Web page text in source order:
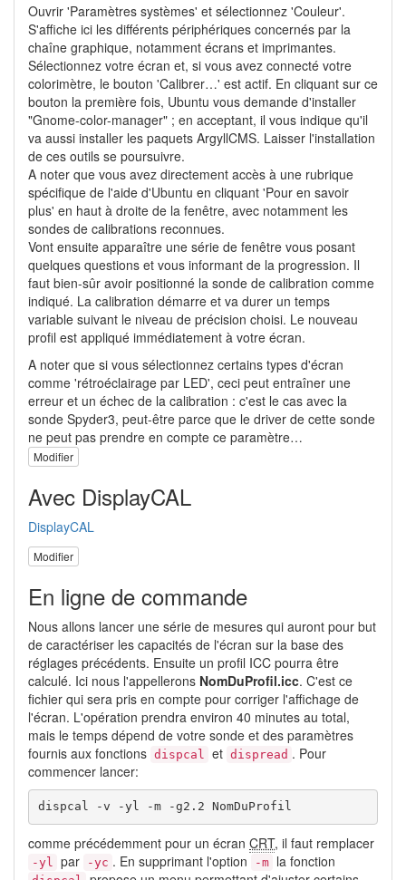
Ouvrir 'Paramètres systèmes' et sélectionnez 'Couleur'.
S'affiche ici les différents périphériques concernés par la
chaîne graphique, notamment écrans et imprimantes.
Sélectionnez votre écran et, si vous avez connecté votre
colorimètre, le bouton 'Calibrer…' est actif. En cliquant sur ce
bouton la première fois, Ubuntu vous demande d'installer
"Gnome-color-manager" ; en acceptant, il vous indique qu'il
va aussi installer les paquets ArgyllCMS. Laisser l'installation
de ces outils se poursuivre.
A noter que vous avez directement accès à une rubrique
spécifique de l'aide d'Ubuntu en cliquant 'Pour en savoir
plus' en haut à droite de la fenêtre, avec notamment les
sondes de calibrations reconnues.
Vont ensuite apparaître une série de fenêtre vous posant
quelques questions et vous informant de la progression. Il
faut bien-sûr avoir positionné la sonde de calibration comme
indiqué. La calibration démarre et va durer un temps
variable suivant le niveau de précision choisi. Le nouveau
profil est appliqué immédiatement à votre écran.
A noter que si vous sélectionnez certains types d'écran
comme 'rétroéclairage par LED', ceci peut entraîner une
erreur et un échec de la calibration : c'est le cas avec la
sonde Spyder3, peut-être parce que le driver de cette sonde
ne peut pas prendre en compte ce paramètre…
Modifier
Avec DisplayCAL
DisplayCAL
Modifier
En ligne de commande
Nous allons lancer une série de mesures qui auront pour but
de caractériser les capacités de l'écran sur la base des
réglages précédents. Ensuite un profil ICC pourra être
calculé. Ici nous l'appellerons NomDuProfil.icc. C'est ce
fichier qui sera pris en compte pour corriger l'affichage de
l'écran. L'opération prendra environ 40 minutes au total,
mais le temps dépend de votre sonde et des paramètres
fournis aux fonctions dispcal et dispread . Pour
commencer lancer:
dispcal -v -yl -m -g2.2 NomDuProfil
comme précédemment pour un écran CRT, il faut remplacer
-yl par -yc . En supprimant l'option -m la fonction